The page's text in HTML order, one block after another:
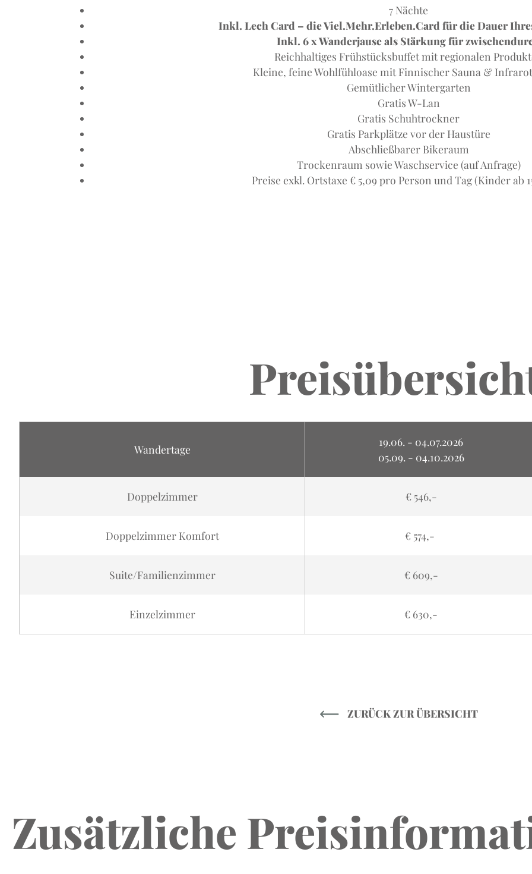
7 Nächte
Inkl. Lech Card – die Viel.Mehr.Erleben.Card für die Dauer
Inkl. 6 x Wanderjause als Stärkung für
Reichhaltiges Frühstücksbuffet mit regionalen
Kleine, feine Wohlfühloase mit Finnischer Sauna &
Gemütlicher Wintergarten
Gratis W-Lan
Gratis Schuhtrockner
Gratis Parkplätze vor der Haustüre
Abschließbarer Bikeraum
Trockenraum sowie Waschservice (auf Anfrage)
Preise exkl. Ortstaxe € 5,09 pro Person und Tag (Kinder ab
Wandertage
19.06. - 04.07.2026
05.09. - 04.10.2026
Doppelzimmer € 546,-
Doppelzimmer Komfort € 574,-
Suite/Familienzimmer € 609,-
Einzelzimmer € 630,-
ZURÜCK ZUR ÜBERSICHT
Zusätzliche